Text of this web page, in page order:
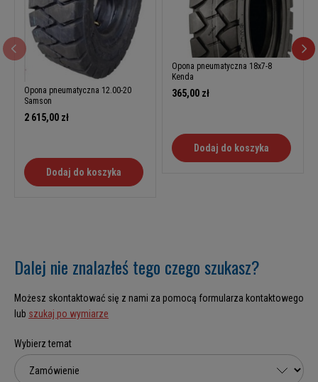
Opona pneumatyczna 12.00-20
Samson
2 615,00 zł
Dodaj do koszyka
Opona pneumatyczna 18x7-8
Kenda
365,00 zł
Dodaj do koszyka
Dalej nie znalazłeś tego czego szukasz?
Możesz skontaktować się z nami za pomocą formularza kontaktowego
lub szukaj po wymiarze